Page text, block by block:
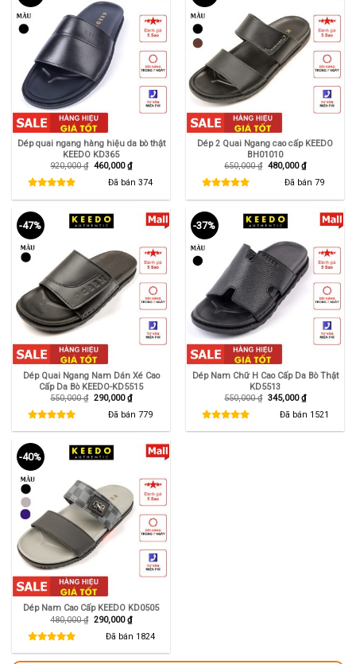
Dép quai ngang hàng hiệu da bò thật
KEEDO KD365
920,000₫ Giá
460,000₫Giá
hiện
tại
Đã bán 374
Dép 2 Quai Ngang cao cấp KEEDO
BH01010
650,000₫ Giá
480,000₫Giá
hiện
tại
Đã bán 79
-47%
Dép Quai Ngang Nam Dán Xé Cao
Cấp Da Bò KEEDO-KD5515
550,000₫ Giá
550,000 ₫.
290,000₫Giá
hiện
tại
là:
290,000 ₫.
Đã bán 779
-37%
Dép Nam Chữ H Cao Cấp Da Bò Thật
KD5513
550,000₫ Giá
550,000 ₫.
345,000₫Giá
hiện
tại
là:
345,000 ₫.
Đã bán 1521
-40%
Dép Nam Cao Cấp KEEDO KD0505
480,000₫ Giá
480,000 ₫.
290,000₫Giá
hiện
tại
là:
Đã bán 1824